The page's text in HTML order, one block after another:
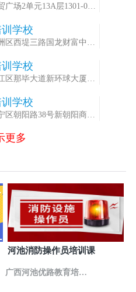
场2单元13A层1301-05A
学校
区西堤三路国龙财富中心
学校
区那毕大道新环球大厦右
学校
朝阳路38号新朝阳商务
学校
中山中路38号智能办公
学校
人民中路2号东门大厦
学校
区广场路10号地王国际财
学校
更多
河池消防操作员培训课
广西河池优路教育培训